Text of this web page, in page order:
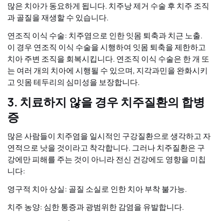
많은 치아가 동요하게 됩니다. 치주낭 제거 수술 후 치주 조직
과 골질을 재생할 수 있습니다.
연조직 이식 수술: 치주염으로 인한 잇몸 퇴축과 치근 노출.
이 경우 연조직 이식 수술을 시행하여 잇몸 퇴축을 제한하고
치아 주변 조직을 회복시킵니다. 연조직 이식 수술은 한 개 또
는 여러 개의 치아에 시행될 수 있으며, 지각과민을 완화시키
고 잇몸 테두리의 심미성을 보장합니다.
3. 치료하지 않을 경우 치주질환의 합병
증
많은 사람들이 치주염을 일시적인 구강질환으로 생각하고 자
연적으로 낫을 것이라고 착각합니다. 그러나 치주질환은 구
강에만 피해를 주는 것이 아니라 전신 건강에도 영향을 미칩
니다:
영구적 치아 상실: 골질 소실로 인한 치아 부착 불가능.
치주 농양: 심한 통증과 광범위한 감염을 유발합니다.